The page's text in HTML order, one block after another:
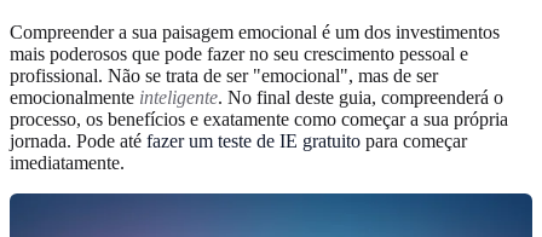
Compreender a sua paisagem emocional é um dos investimentos
mais poderosos que pode fazer no seu crescimento pessoal e
profissional. Não se trata de ser "emocional", mas de ser
emocionalmente inteligente. No final deste guia, compreenderá o
processo, os benefícios e exatamente como começar a sua própria
jornada. Pode até fazer um teste de IE gratuito para começar
imediatamente.